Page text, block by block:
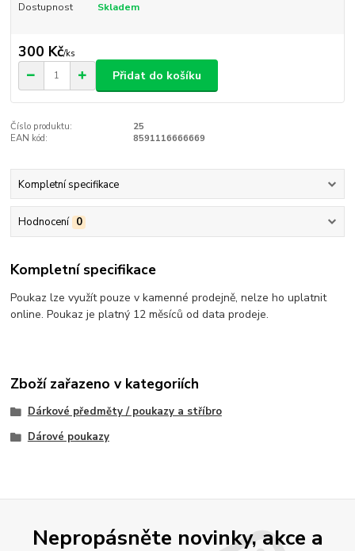
Dostupnost Skladem
300 Kč/ks
Přidat do košíku
Číslo produktu:
25
EAN kód:
8591116666669
Kompletní specifikace
Hodnocení 0
Kompletní specifikace
Poukaz lze využít pouze v kamenné prodejně, nelze ho uplatnit
online. Poukaz je platný 12 měsíců od data prodeje.
Zboží zařazeno v kategoriích
Dárkové předměty / poukazy a stříbro
Dárové poukazy
Nepropásněte novinky, akce a